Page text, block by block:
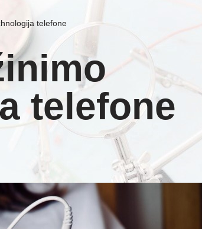
telefone
telefone